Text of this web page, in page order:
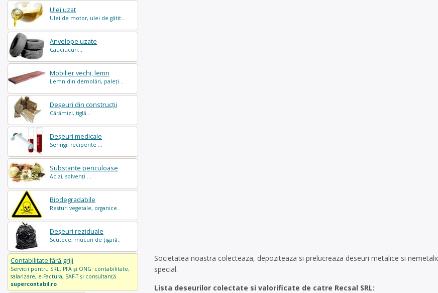
Ulei uzat
Ulei de motor, ulei de gătit...
Anvelope uzate
Cauciucuri...
Mobilier vechi, lemn
Lemn din demolări, paleți...
Deșeuri din construcții
Cărămizi, tiglă...
Deșeuri medicale
Seringi, recipente ...
Substanțe periculoase
Acizi, solvenți ...
Biodegradabile
Resturi vegetale, organice..
Deșeuri reziduale
Scutece, mucuri de țigară..
Contabilitate fără griji
Servicii pentru SRL, PFA și ONG: contabilitate,
salarizare, e-Factura, SAF-T și consultanță.
supercontabil.ro
Societatea noastra colecteaza, depoziteaza si prelucreaza deseuri metalice si
special.
Lista deseurilor colectate si valorificate de catre Recsal SRL: